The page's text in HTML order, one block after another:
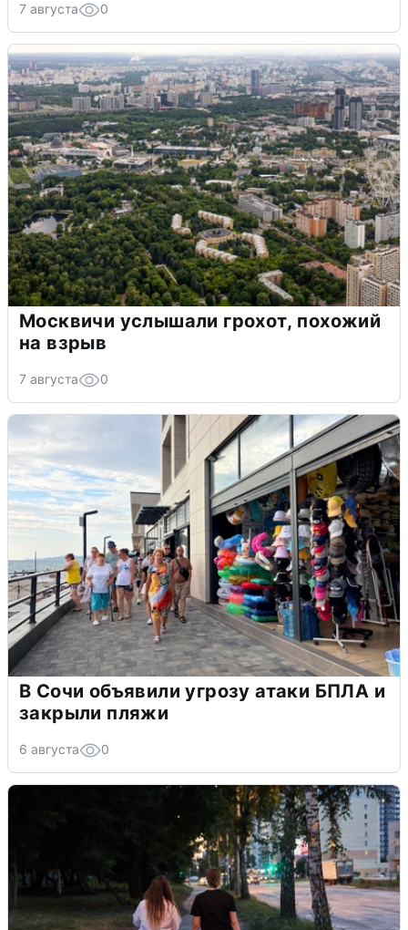
7 августа 0
Москвичи услышали грохот, похожий
на взрыв
7 августа 0
В Сочи объявили угрозу атаки БПЛА и
закрыли пляжи
6 августа 0